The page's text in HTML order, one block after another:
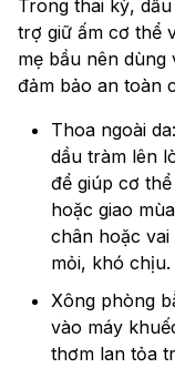
Trong thai kỳ,
trợ giữ ấm cơ thể
mẹ bầu nên
đảm bảo an toàn
Thoa ngoài
dầu tràm lên
để giúp cơ
hoặc giao
chân hoặc vai
mỏi, khó chịu.
Xông phòng
vào máy
thơm lan tỏa